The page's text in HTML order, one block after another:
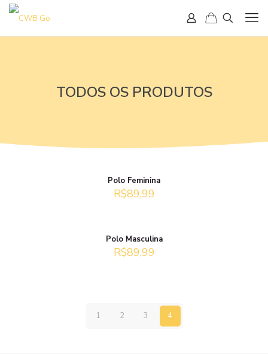
TODOS OS PRODUTOS
Polo Feminina
R$89,99
Polo Masculina
R$89,99
1 2 3 4